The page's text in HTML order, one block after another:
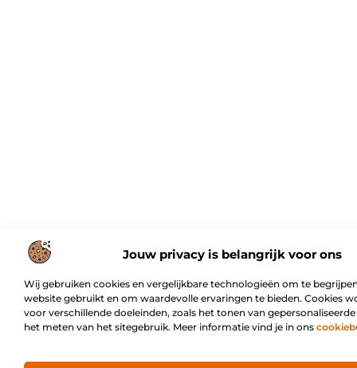
Jouw privacy is belangrijk voor ons
Wij gebruiken cookies en vergelijkbare technologieën om te
website gebruikt en om waardevolle ervaringen te bieden. Cookies
voor verschillende doeleinden, zoals het tonen van
het meten van het sitegebruik. Meer informatie vind je in ons